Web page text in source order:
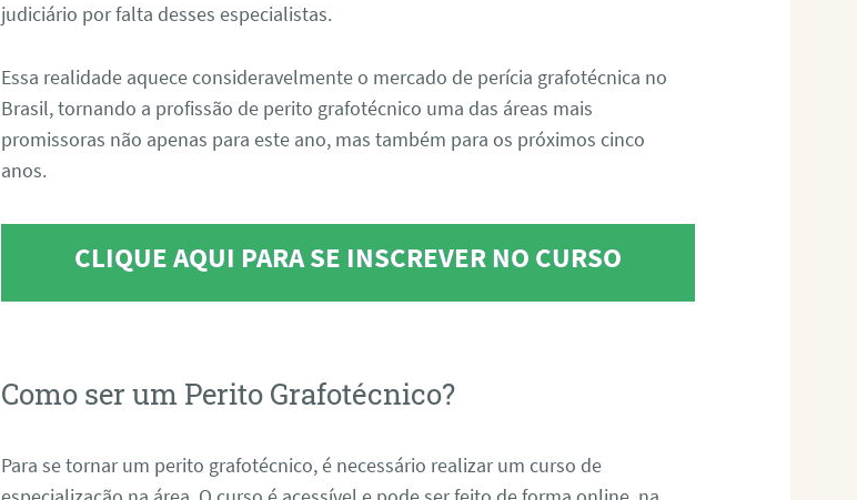
judiciário por falta desses especialistas.
Essa realidade aquece consideravelmente o mercado de perícia grafotécnica no
Brasil, tornando a profissão de perito grafotécnico uma das áreas mais
promissoras não apenas para este ano, mas também para os próximos cinco
anos.
CLIQUE AQUI PARA SE INSCREVER NO CURSO
Como ser um Perito Grafotécnico?
Para se tornar um perito grafotécnico, é necessário realizar um curso de